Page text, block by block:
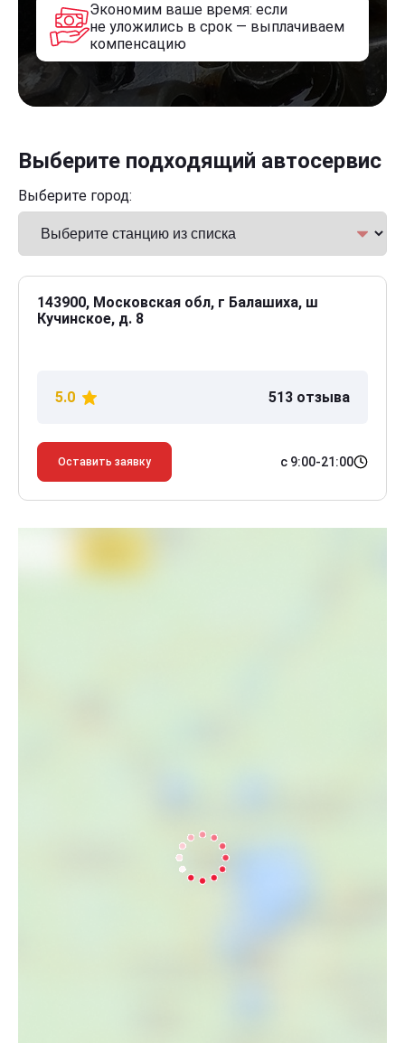
Экономим ваше время: если
не уложились в срок — выплачиваем
компенсацию
Выберите подходящий автосервис
Выберите город:
143900, Московская обл, г Балашиха, ш
Кучинское, д. 8
5.0 513 отзыва
Оставить заявку с 9:00-21:00